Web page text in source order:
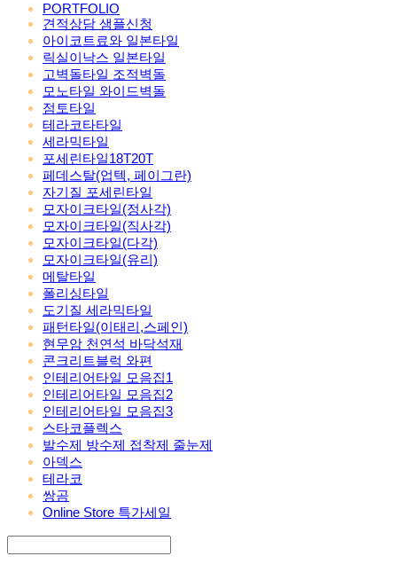
PORTFOLIO
견적상담 샘플신청
아이코트료와 일본타일
릭실이낙스 일본타일
고벽돌타일 조적벽돌
모노타일 와이드벽돌
점토타일
테라코타타일
세라믹타일
포세린타일18T20T
페데스탈(업텍, 페이그란)
자기질 포세린타일
모자이크타일(정사각)
모자이크타일(직사각)
모자이크타일(다각)
모자이크타일(유리)
메탈타일
폴리싱타일
도기질 세라믹타일
패턴타일(이태리,스페인)
현무암 천연석 바닥석재
콘크리트블럭 와편
인테리어타일 모음집1
인테리어타일 모음집2
인테리어타일 모음집3
스타코플렉스
발수제 방수제 접착제 줄눈제
아덱스
테라코
쌍곰
Online Store 특가세일